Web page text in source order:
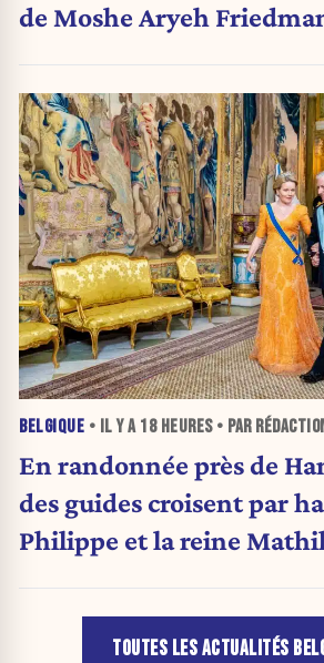
de Moshe Aryeh
BELGIQUE • IL Y A 18 HEURES• PAR
En randonnée près de
des guides croisent par hasard le roi
Philippe et la reine
TOUTES LES ACTUALITÉS